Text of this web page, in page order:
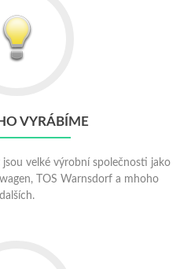
to
Pro
koho
VYRÁBÍME
velké výrobní společnosti jako
TOS Warnsdorf a mhoho
dalších.